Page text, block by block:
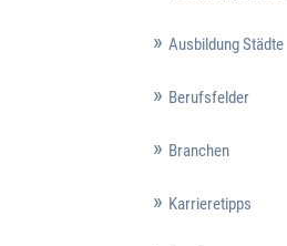
Ausbildung Städte
Berufsfelder
Branchen
Karrieretipps